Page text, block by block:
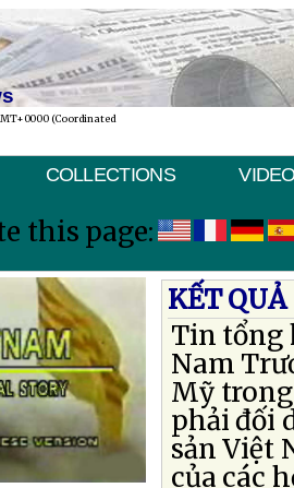
(Coordinated
COLLECTIONS
this page:
KẾT
Tin tổng
Nam
Mỹ
phải đối
sản Việt
của các